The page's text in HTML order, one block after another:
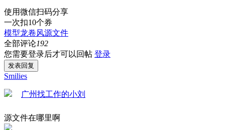
使用微信扫码分享
一次扣10个券
模型龙卷风源文件
全部评论192
您需要登录后才可以回帖 登录
发表回复
Smilies
广州找工作的小刘
源文件在哪里啊